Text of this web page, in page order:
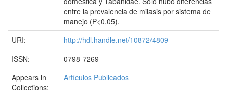
entre la prevalencia de miiasis por sistema de
manejo (P<0,05).
URI:
http://hdl.handle.net/10872/4809
ISSN:
0798-7269
Appears in
Collections:
Artículos Publicados